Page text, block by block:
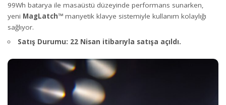
99Wh batarya ile masaüstü düzeyinde performans sunarken,
yeni MagLatch™ manyetik klavye sistemiyle kullanım kolaylığı
sağlıyor.
Satış Durumu: 22 Nisan itibarıyla satışa açıldı.